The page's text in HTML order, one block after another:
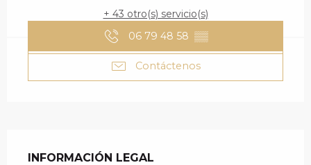
+ 43 otro(s) servicio(s)
06 79 48 58 ▒▒
Contáctenos
INFORMACIÓN LEGAL
INFORMACIÓN LEGAL